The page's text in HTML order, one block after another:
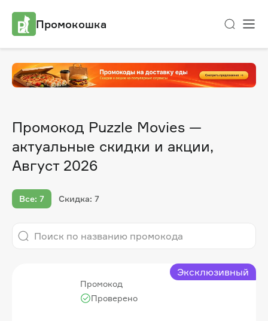
Промокошка
Промокод Puzzle Movies —
актуальные скидки и акции,
Август 2026
Все: 7 Скидка: 7
Промокод
Проверено
Эксклюзивный